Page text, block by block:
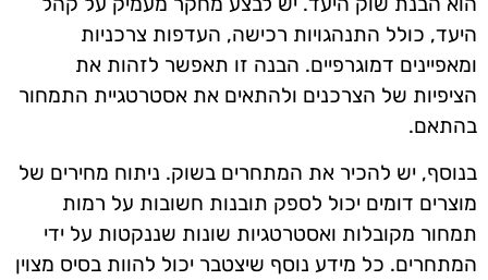
היעד, כולל התנהגויות רכישה, העדפות צרכניות
ומאפיינים דמוגרפיים. הבנה זו תאפשר לזהות את
הציפיות של הצרכנים ולהתאים את אסטרטגיית התמחור
בהתאם.
בנוסף, יש להכיר את המתחרים בשוק. ניתוח מחירים של
מוצרים דומים יכול לספק תובנות חשובות על רמות
תמחור מקובלות ואסטרטגיות שונות שננקטות על ידי
המתחרים. כל מידע נוסף שיצטבר יכול להוות בסיס מצוין